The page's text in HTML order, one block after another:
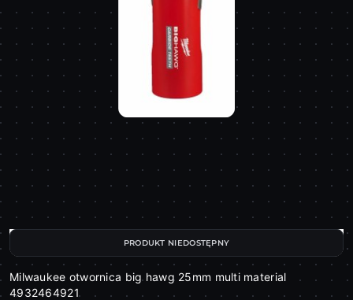
Milwaukee otwornica big hawg 25mm multi material
4932464921
PRODUKT NIEDOSTĘPNY